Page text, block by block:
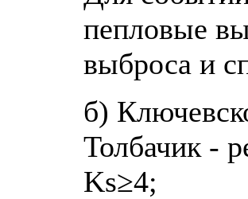
пепловые
выброса и
б)
Толбачик -
Ks≥4;